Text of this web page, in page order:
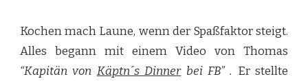
BRETONISCHE
ART
Kochen mach Laune, wenn der Spaßfaktor steigt.
Alles begann mit einem Video von Thomas
“Kapitän von Käptn´s Dinnerbei FB” . Er stellte